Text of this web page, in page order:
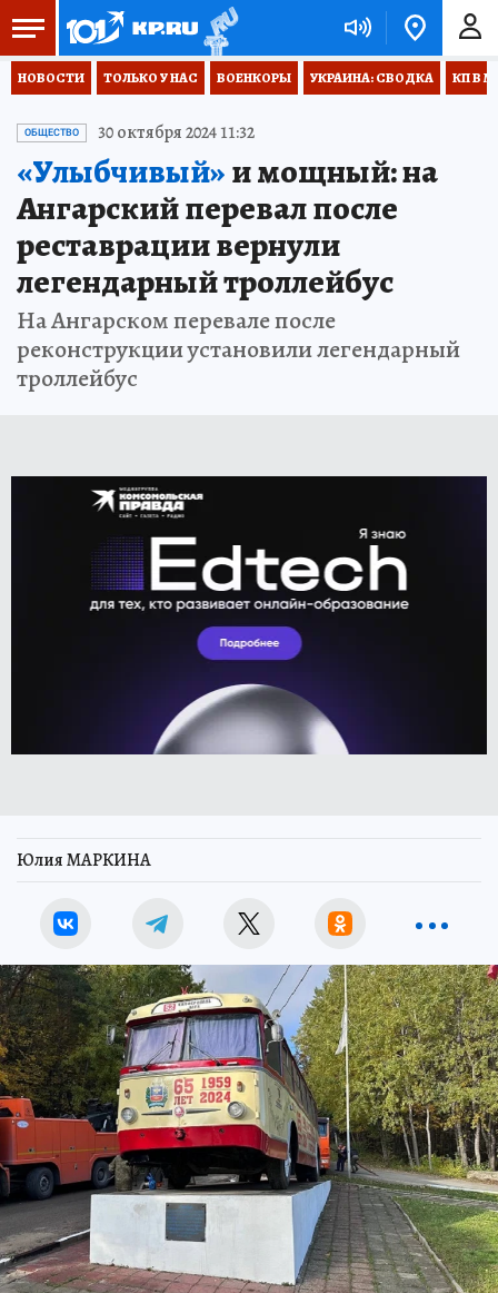
НОВОСТИ ТОЛЬКО У НАС ВОЕНКОРЫ УКРАИНА: СВОДКА КП В
ОБЩЕСТВО 30 октября 2024 11:32
«Улыбчивый»и мощный: на
Ангарский перевал после
реставрации вернули
легендарный троллейбус
На Ангарском перевале после
реконструкции установили легендарный
троллейбус
Юлия МАРКИНА